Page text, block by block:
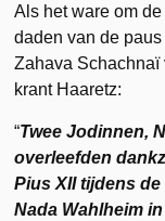
Als het ware om
daden van de
Zahava
krant Haaretz:
“Twee Jodinnen,
overleefden
Pius XII tijdens
Nada Wahlheim